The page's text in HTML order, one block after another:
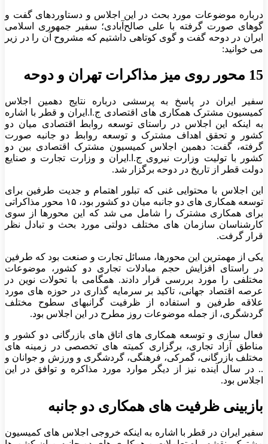
درباره موضوعات مورد بحث در این اجلاس و دستاوردهای گفت و
گوهای صورت گرفته با علی صالح‌آبادی؛ سفیر جمهوری اسلامی
ایران در دوحه گفت و گوی کوتاهی داشتیم که مشروح آن را در زیر
می خوانید:
15 محور روی میز مذاکرات تهران و دوحه
سفیر ایران در پاسخ به پرسشی درباره نتایج دهمین اجلاس
کمیسیون مشترک همکاری های اقتصادی ج.ا.ایران و قطر با اشاره
به اینکه این اجلاس در راستای توسعه روابط اقتصادی میان دو
کشور و تحقق اهداف مشترک و توسعه روابط دو جانبه صورت
گرفته، گفت: دهمین اجلاس کمیسیون مشترک اقتصادی بین دو
کشور با تولیت وزارت نیروی ج.ا.ایران و وزارت تجارت و صنایع
دولت قطر از تاریخ در دوحه برگزار شد.
این اجلاس با محتوایی غنی که تبلور اهتمام و جدیت طرفین برای
توسعه همکاری های دو جانبه میان دو کشور بود، ۱۵ محور مذاکراتی
برای همکاری مشترک را شامل می شد که این محورها از سوی
کارشناسان سازمان های مختلف دولتی مورد بحث و تبادل نظر
قرار گرفت.
یکی از مهمترین این محورها، مسائل تجارت و صنعت بود که طرفین
در راستای افزایش حجم مبادلات تجاری دو کشور، موضوعات
مختلفی را مورد بررسی قرار دادند. همگامی با تحولات نوین در
عرصه اقتصاد جهانی، تاکید بر سرمایه گذاری در حوزه های مورد
علاقه طرفین و استفاده از ظرفیت گرانبهای سطوح مختلف
گردشگری، از جمله موضوعات روز مطرح در این اجلاس بود.
فعال سازی و توسعه همکاری های اتاق های بازرگانی دو کشور و
مناطق آزاد تجاری، برگزاری کمیته های تخصصی در زمینه های
مختلف بازرگانی، گمرکی، فرهنگی، گردشگری و ورزش و جوانان و
.. در سال آینده نیز از دیگر موارد مورد مذاکره و توافق در این
اجلاس بود.
بازبینی ظرفیت های همکاری دو جانبه
سفیر ایران در قطر با اشاره به اینکه خروجی اجلاس های کمیسیون